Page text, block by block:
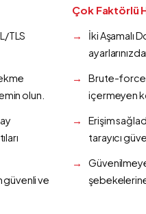
TLS
olun.
güvenli ve
Çok Faktörlü
İki Aşamalı
Brute-force
içermeyen
Erişim
tarayıcı
şebekelerine